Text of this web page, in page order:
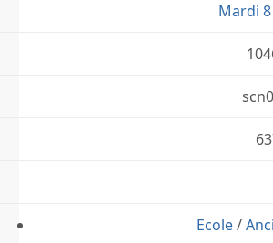
Mardi
Ecole/